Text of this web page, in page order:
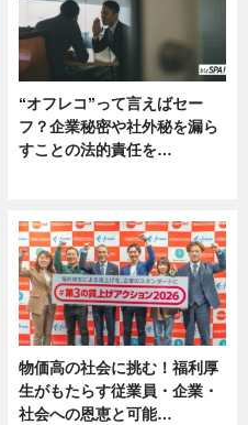
“オフレコ”って言えばセー
フ？企業秘密や社外秘を漏ら
すことの法的責任を…
物価高の社会に挑む！福利厚
生がもたらす従業員・企業・
社会への恩恵と可能…